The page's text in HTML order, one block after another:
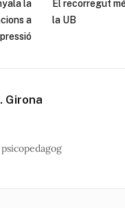
la
a
El recorregut
la UB
Girona